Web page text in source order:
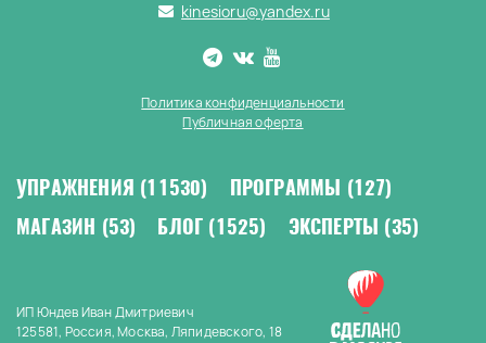
kinesioru@yandex.ru
Политика конфиденциальности
Публичная оферта
УПРАЖНЕНИЯ (11530) ПРОГРАММЫ (127)
МАГАЗИН (53) БЛОГ (1525) ЭКСПЕРТЫ (35)
ИП Юндев Иван Дмитриевич
125581, Россия, Москва, Ляпидевского, 18